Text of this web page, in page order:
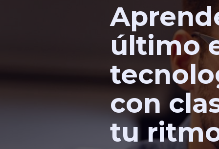
último
con
tu